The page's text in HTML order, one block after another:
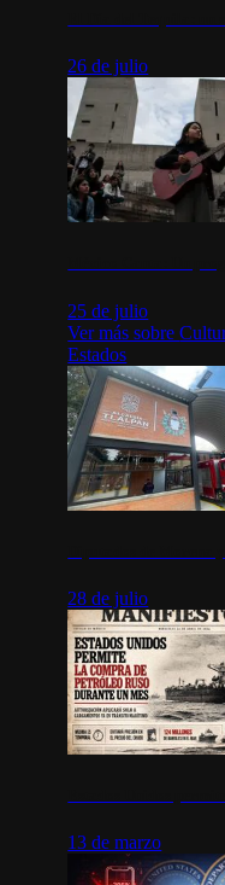
26 de julio
25 de julio
Ver más sobre
Estados
28 de julio
13 de marzo